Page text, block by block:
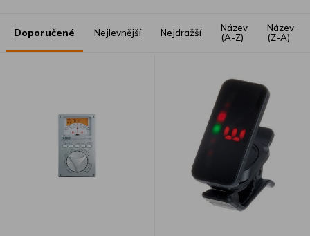
Doporučené Nejlevnější Nejdražší
Název
(A-Z)
Název
(Z-A)